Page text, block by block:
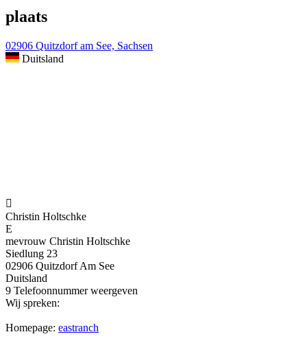
plaats
02906 Quitzdorf am See, Sachsen
Duitsland

Christin Holtschke
E
mevrouw Christin Holtschke
Siedlung 23
02906 Quitzdorf Am See
Duitsland
9 Telefoonnummer weergeven
Wij spreken:
Homepage: eastranch